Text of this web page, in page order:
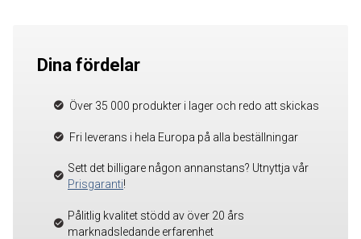
Dina fördelar
Över 35 000 produkter i lager och redo att skickas
Fri leverans i hela Europa på alla beställningar
Sett det billigare någon annanstans? Utnyttja vår
Prisgaranti!
Pålitlig kvalitet stödd av över 20 års
marknadsledande erfarenhet